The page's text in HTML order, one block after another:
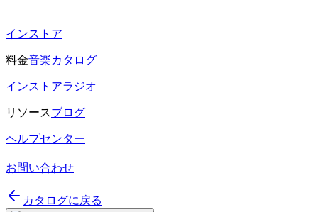
インストア
料金音楽カタログ
インストアラジオ
リソースブログ
ヘルプセンター
お問い合わせ
カタログに戻る